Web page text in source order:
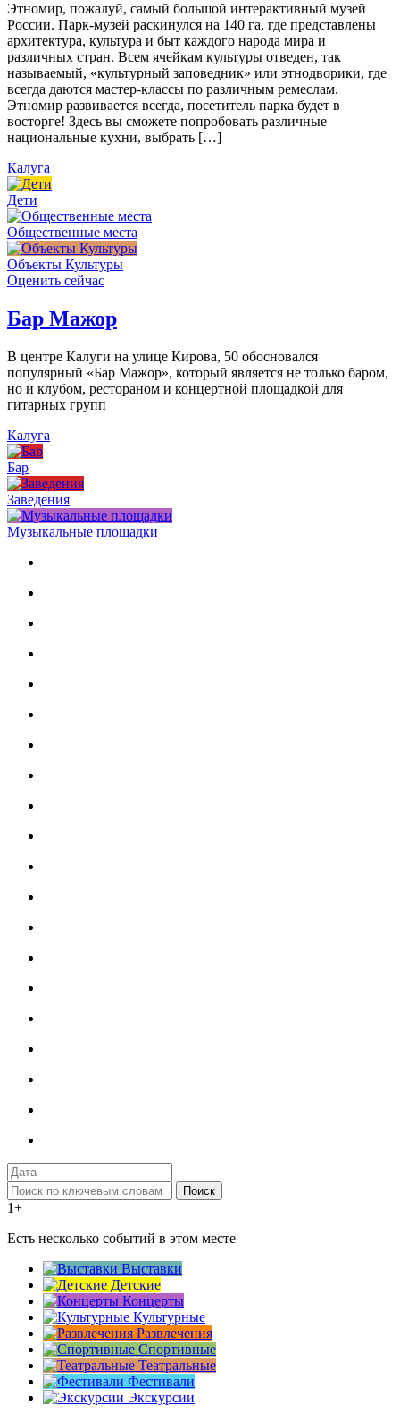
Этномир, пожалуй, самый большой интерактивный музей
России. Парк-музей раскинулся на 140 га, где представлены
архитектура, культура и быт каждого народа мира и
различных стран. Всем ячейкам культуры отведен, так
называемый, «культурный заповедник» или этнодворики, где
всегда даются мастер-классы по различным ремеслам.
Этномир развивается всегда, посетитель парка будет в
восторге! Здесь вы сможете попробовать различные
национальные кухни, выбрать […]
Калуга
Дети
Общественные места
Объекты Культуры
Оценить сейчас
Бар Мажор
В центре Калуги на улице Кирова, 50 обосновался
популярный «Бар Мажор», который является не только баром,
но и клубом, рестораном и концертной площадкой для
гитарных групп
Калуга
Бар
Заведения
Музыкальные площадки
Поиск
1+
Есть несколько событий в этом месте
Выставки
Детские
Концерты
Культурные
Развлечения
Спортивные
Театральные
Фестивали
Экскурсии